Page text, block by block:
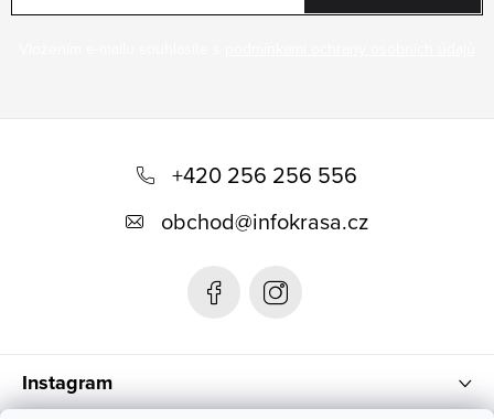
Instagram
+420 256 256 556
obchod@infokrasa.cz